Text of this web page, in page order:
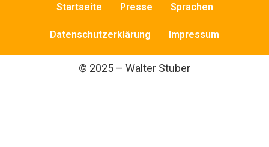
Startseite Presse Sprachen
Datenschutzerklärung Impressum
© 2025 – Walter Stuber